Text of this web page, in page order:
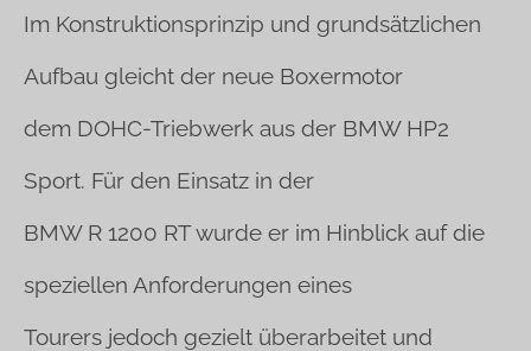
Im Konstruktionsprinzip und grundsätzlichen
Aufbau gleicht der neue Boxermotor
dem DOHC-Triebwerk aus der BMW HP2
Sport. Für den Einsatz in der
BMW R 1200 RT wurde er im Hinblick auf die
speziellen Anforderungen eines
Tourers jedoch gezielt überarbeitet und